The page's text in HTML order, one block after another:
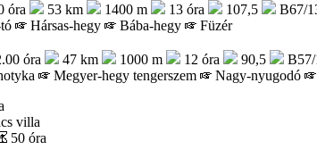
óra 53 km 1400 m 13 óra 107,5
B67/
Hársas-hegy Bába-hegy Füzér
óra 47 km 1000 m 12 óra 90,5
B57/
Megyer-hegy tengerszem Nagy-nyugodó
villa
50 óra